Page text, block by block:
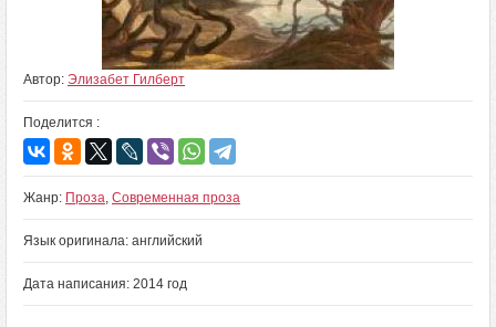
Автор: Элизабет Гилберт
Поделится :
Жанр: Проза, Современная проза
Язык оригинала: английский
Дата написания: 2014 год